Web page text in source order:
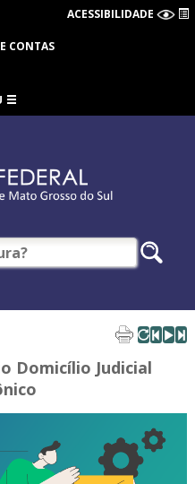
ACESSIBILIDADE
CONTAS
Domicílio Judicial